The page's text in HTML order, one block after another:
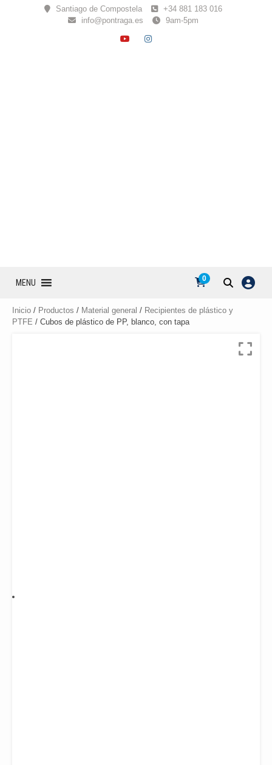
Santiago de Compostela
+34 881 183 016
info@pontraga.es
9am-5pm
YOUTUBE
INSTAGRAM
MENU 0
Inicio / Productos / Material general / Recipientes de plástico y
PTFE / Cubos de plástico de PP, blanco, con tapa